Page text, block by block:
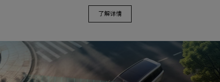
了解详情